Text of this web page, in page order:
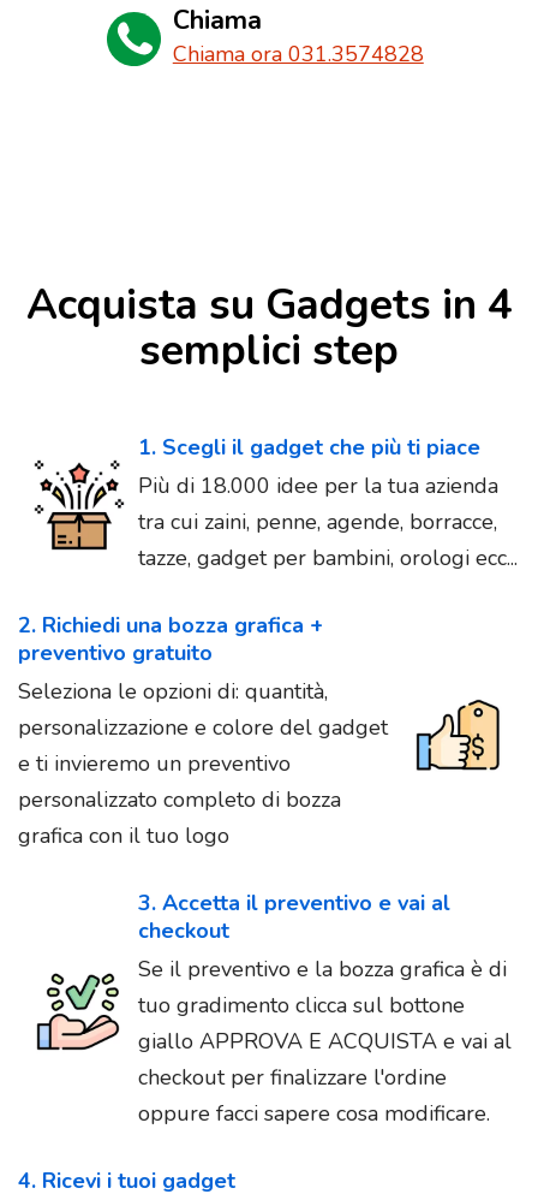
Chiama
Chiama ora 031.3574828
Acquista su Gadgets in 4
semplici step
1. Scegli il gadget che più ti piace
Più di 18.000 idee per la tua azienda
tra cui zaini, penne, agende, borracce,
tazze, gadget per bambini, orologi ecc...
2. Richiedi una bozza grafica +
preventivo gratuito
Seleziona le opzioni di: quantità,
personalizzazione e colore del gadget
e ti invieremo un preventivo
personalizzato completo di bozza
grafica con il tuo logo
3. Accetta il preventivo e vai al
checkout
Se il preventivo e la bozza grafica è di
tuo gradimento clicca sul bottone
giallo APPROVA E ACQUISTA e vai al
checkout per finalizzare l'ordine
oppure facci sapere cosa modificare.
4. Ricevi i tuoi gadget